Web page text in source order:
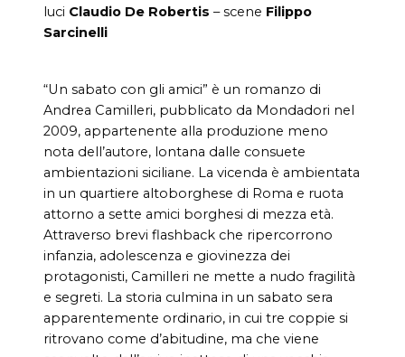
luci Claudio De Robertis – scene Filippo
Sarcinelli
“Un sabato con gli amici” è un romanzo di
Andrea Camilleri, pubblicato da Mondadori nel
2009, appartenente alla produzione meno
nota dell’autore, lontana dalle consuete
ambientazioni siciliane. La vicenda è ambientata
in un quartiere altoborghese di Roma e ruota
attorno a sette amici borghesi di mezza età.
Attraverso brevi flashback che ripercorrono
infanzia, adolescenza e giovinezza dei
protagonisti, Camilleri ne mette a nudo fragilità
e segreti. La storia culmina in un sabato sera
apparentemente ordinario, in cui tre coppie si
ritrovano come d’abitudine, ma che viene